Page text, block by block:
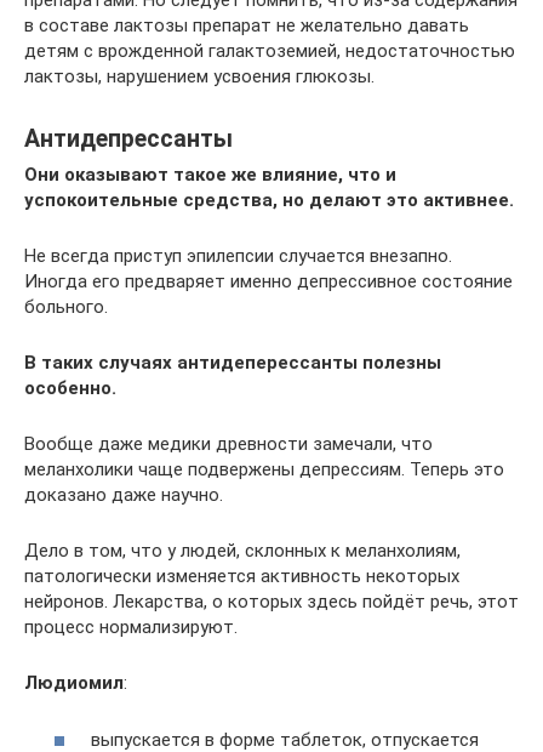
в составе лактозы препарат не желательно давать
детям с врожденной галактоземией, недостаточностью
лактозы, нарушением усвоения глюкозы.
Антидепрессанты
Они оказывают такое же влияние, что и
успокоительные средства, но делают это активнее.
Не всегда приступ эпилепсии случается внезапно.
Иногда его предваряет именно депрессивное состояние
больного.
В таких случаях антидеперессанты полезны
особенно.
Вообще даже медики древности замечали, что
меланхолики чаще подвержены депрессиям. Теперь это
доказано даже научно.
Дело в том, что у людей, склонных к меланхолиям,
патологически изменяется активность некоторых
нейронов. Лекарства, о которых здесь пойдёт речь, этот
процесс нормализируют.
Людиомил:
выпускается в форме таблеток, отпускается